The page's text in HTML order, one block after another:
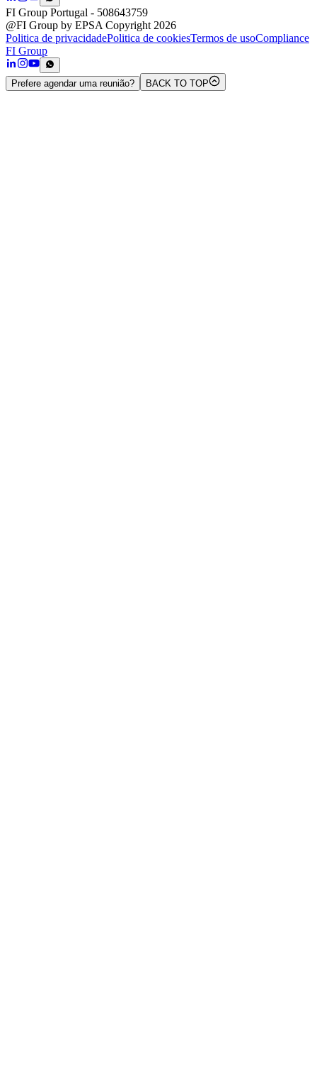
FI Group Portugal - 508643759
@FI Group by EPSA Copyright 2026
Politica de privacidadePolitica de cookiesTermos de usoCompliance
FI Group
Prefere agendar uma reunião? BACK TO TOP